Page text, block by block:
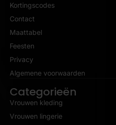
Kortingscodes
Contact
Maattabel
Feesten
Privacy
Algemene voorwaarden
Categorieën
Vrouwen kleding
Vrouwen lingerie